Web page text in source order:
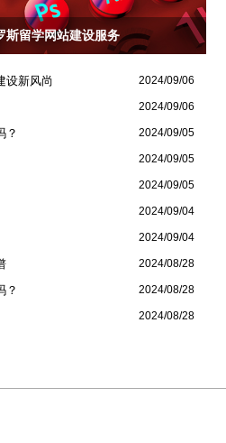
斯留学网站建设服务
设新风尚 2024/09/06
2024/09/06
？ 2024/09/05
2024/09/05
2024/09/05
2024/09/04
2024/09/04
2024/08/28
？ 2024/08/28
2024/08/28